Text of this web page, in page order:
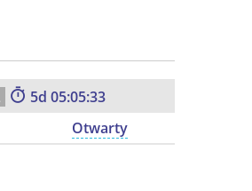
5
05:05:32
Otwarty